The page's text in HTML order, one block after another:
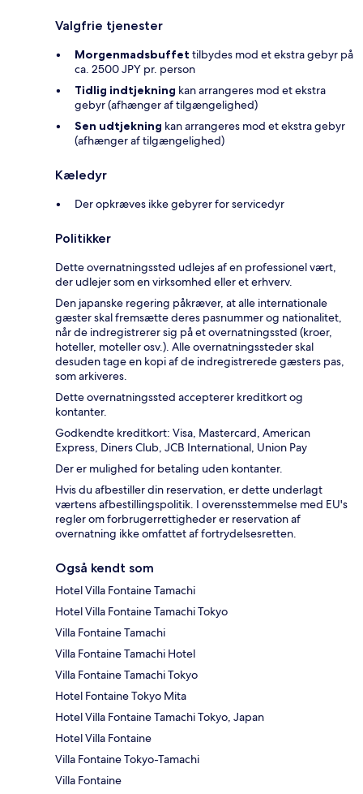
Valgfrie tjenester
Morgenmadsbuffet tilbydes mod et ekstra gebyr på
ca. 2500 JPY pr. person
Tidlig indtjekning kan arrangeres mod et ekstra
gebyr (afhænger af tilgængelighed)
Sen udtjekning kan arrangeres mod et ekstra gebyr
(afhænger af tilgængelighed)
Kæledyr
Der opkræves ikke gebyrer for servicedyr
Politikker
Dette overnatningssted udlejes af en professionel vært,
der udlejer som en virksomhed eller et erhverv.
Den japanske regering påkræver, at alle internationale
gæster skal fremsætte deres pasnummer og nationalitet,
når de indregistrerer sig på et overnatningssted (kroer,
hoteller, moteller osv.). Alle overnatningssteder skal
desuden tage en kopi af de indregistrerede gæsters pas,
som arkiveres.
Dette overnatningssted accepterer kreditkort og
kontanter.
Godkendte kreditkort: Visa, Mastercard, American
Express, Diners Club, JCB International, Union Pay
Der er mulighed for betaling uden kontanter.
Hvis du afbestiller din reservation, er dette underlagt
værtens afbestillingspolitik. I overensstemmelse med EU's
regler om forbrugerrettigheder er reservation af
overnatning ikke omfattet af fortrydelsesretten.
Også kendt som
Hotel Villa Fontaine Tamachi
Hotel Villa Fontaine Tamachi Tokyo
Villa Fontaine Tamachi
Villa Fontaine Tamachi Hotel
Villa Fontaine Tamachi Tokyo
Hotel Fontaine Tokyo Mita
Hotel Villa Fontaine Tamachi Tokyo, Japan
Hotel Villa Fontaine
Villa Fontaine Tokyo-Tamachi
Villa Fontaine